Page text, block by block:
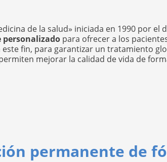
de la salud» iniciada en 1990 por
personalizado para ofrecer a los
este fin, para garantizar un tratamiento
mejorar la calidad de vida de
permanente de